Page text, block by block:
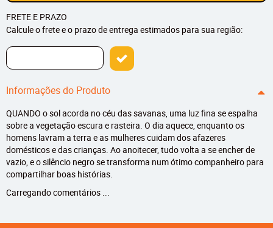
FRETE E PRAZO
Calcule o frete e o prazo de entrega estimados para sua região:
Informações do Produto
QUANDO o sol acorda no céu das savanas, uma luz fina se espalha
sobre a vegetação escura e rasteira. O dia aquece, enquanto os
homens lavram a terra e as mulheres cuidam dos afazeres
domésticos e das crianças. Ao anoitecer, tudo volta a se encher de
vazio, e o silêncio negro se transforma num ótimo companheiro para
compartilhar boas histórias.
Carregando comentários ...